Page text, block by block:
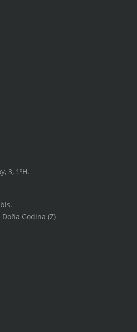
3, 1ºH.
Godina (Z)